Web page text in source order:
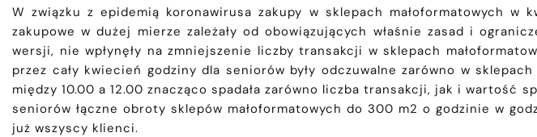
W związku z epidemią koronawirusa zakupy w sklepach małoformatowych
zakupowe w dużej mierze zależały od obowiązujących właśnie zasad i
wersji, nie wpłynęły na zmniejszenie liczby transakcji w sklepach
przez cały kwiecień godziny dla seniorów były odczuwalne zarówno w
między 10.00 a 12.00 znacząco spadała zarówno liczba transakcji, jak i wartość
seniorów łączne obroty sklepów małoformatowych do 300 m2 o godzinie w
już wszyscy klienci.